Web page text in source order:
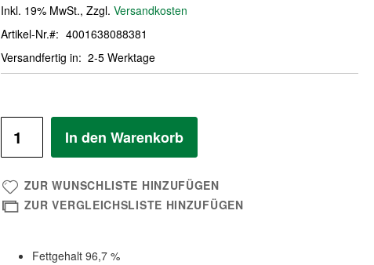
Inkl. 19% MwSt., Zzgl. Versandkosten
Artikel-Nr.
4001638088381
Versandfertig in
2-5 Werktage
In den Warenkorb
ZUR WUNSCHLISTE HINZUFÜGEN
ZUR VERGLEICHSLISTE HINZUFÜGEN
Fettgehalt 96,7 %